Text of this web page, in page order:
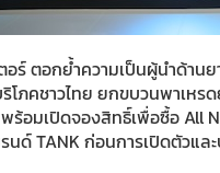
อร์ ตอกย้ำความเป็นผู้นำด้า
ภคชาวไทย ยกขบวนพาเหร
อมเปิดจองสิทธิ์เพื่อซื้อ All
นด์ TANK ก่อนการเปิดตัวแล